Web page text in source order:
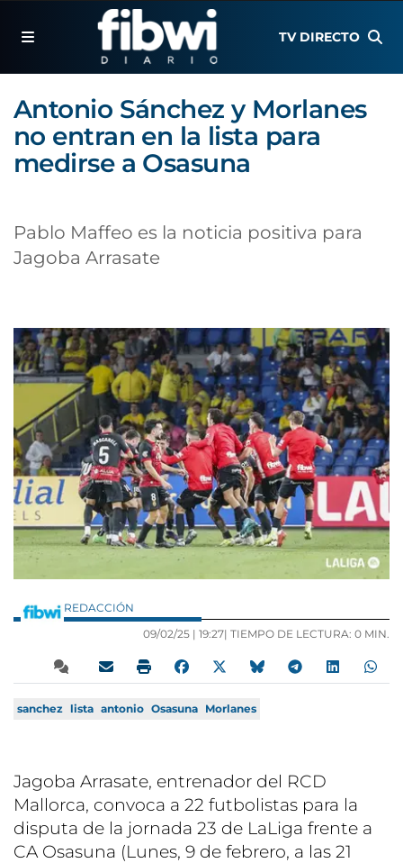
TV DIRECTO
Antonio Sánchez y Morlanes
no entran en la lista para
medirse a Osasuna
Pablo Maffeo es la noticia positiva para
Jagoba Arrasate
REDACCIÓN
09/02/25 | 19:27| TIEMPO DE LECTURA: 0 MIN.
sanchez lista antonio Osasuna Morlanes
Jagoba Arrasate, entrenador del RCD
Mallorca, convoca a 22 futbolistas para la
disputa de la jornada 23 de LaLiga frente a
CA Osasuna (Lunes, 9 de febrero, a las 21